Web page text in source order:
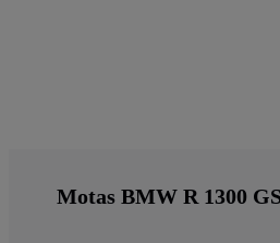
Motas BMW R 1300